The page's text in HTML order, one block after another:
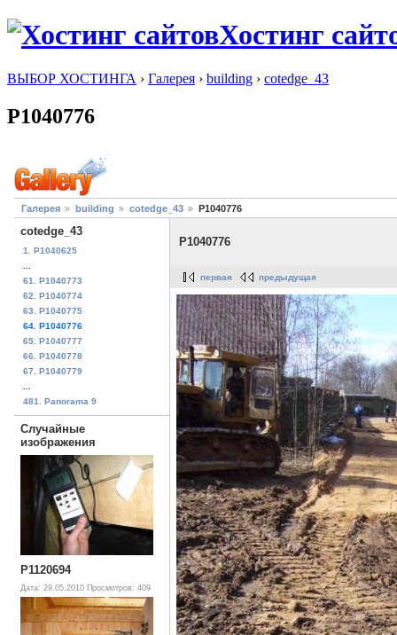
Хостинг
ВЫБОР ХОСТИНГА › Галерея › building › cotedge_43
P1040776
Галерея building cotedge_43 P1040776
cotedge_43
1. P1040625
...
61. P1040773
62. P1040774
63. P1040775
64. P1040776
65. P1040777
66. P1040778
67. P1040779
...
481. Panorama 9
Случайные
изображения
P1120694
Дата: 29.05.2010 Просмотров: 409
P1040776
первая предыдущая